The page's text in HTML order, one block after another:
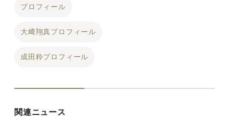
プロフィール
大﨑翔真プロフィール
成田粋プロフィール
関連ニュース